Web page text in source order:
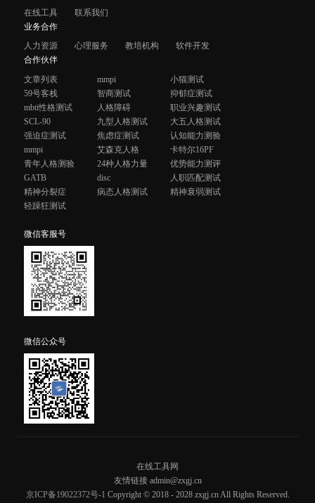
在线工具
联系我们
业务合作
人力资源
心理服务 教培机构
软件开发
合作伙伴
文章列表
mmpi
小猫测试
59号客栈
智商测试
抑郁症测试
mbti性格测试
人格障碍
职业兴趣测试
SCL-90
九型人格测试
大五人格测试
强迫症测试
焦虑症测试
认知能力测验
mmpi
艾森克人格
卡特尔16PF
青年人格测验
24种人格力量
优势能力测评
GATB
disc
人职匹配测试
精神分裂症
病态人格测试
精神衰弱测试
轻躁狂测试
微信客服号
微信公众号
在线工具网
友情链接 admin@zxgj.cn
京ICP备19022372号-1 Copyright © 2018 - 2028 zxgj.cn All Rights Reserved.